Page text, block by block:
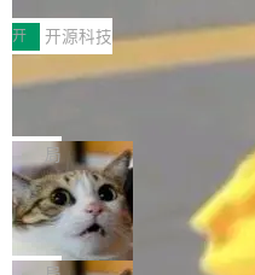
常维护操作，并完整支持
村国家自主创新示范区会议中
由中关村智联软件服务业质量
“智构可信·质创未来——AI原生
式”为主题，直面AI从实验室
的核心质量命题。会上，《
工具选型手册》发布，Testin
nt智能测试系统入选AI测试领
O而言，这提示了一个转变：
工具升级为企业的质量基础设
开 开源科技
让非法状态不可表示：一篇
有一种东西，一旦用过就回不
eev 管它叫"软件设计的基石"
鲜——代数数据类型（ADT）
（sum type）。但他说清楚了
型系统的学术体操，是日常编
章从一个简单的例子切入。一
局
Cloudflare 开源内部企业 AI
dflare OS
Cloudflare 发布了一个开源项
S。如果你只看官方博客，你